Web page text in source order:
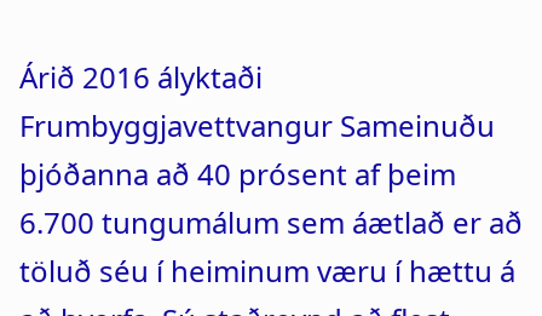
Árið 2016 ályktaði
Frumbyggjavettvangur Sameinuðu
þjóðanna að 40 prósent af þeim
6.700 tungumálum sem áætlað er að
töluð séu í heiminum væru í hættu á